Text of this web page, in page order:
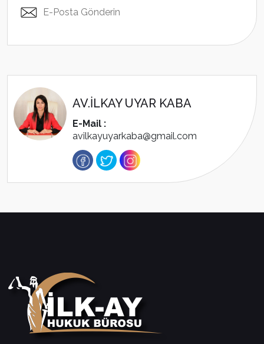
E-Posta Gönderin
AV.İLKAY UYAR KABA
E-Mail :
avilkayuyarkaba@gmail.com